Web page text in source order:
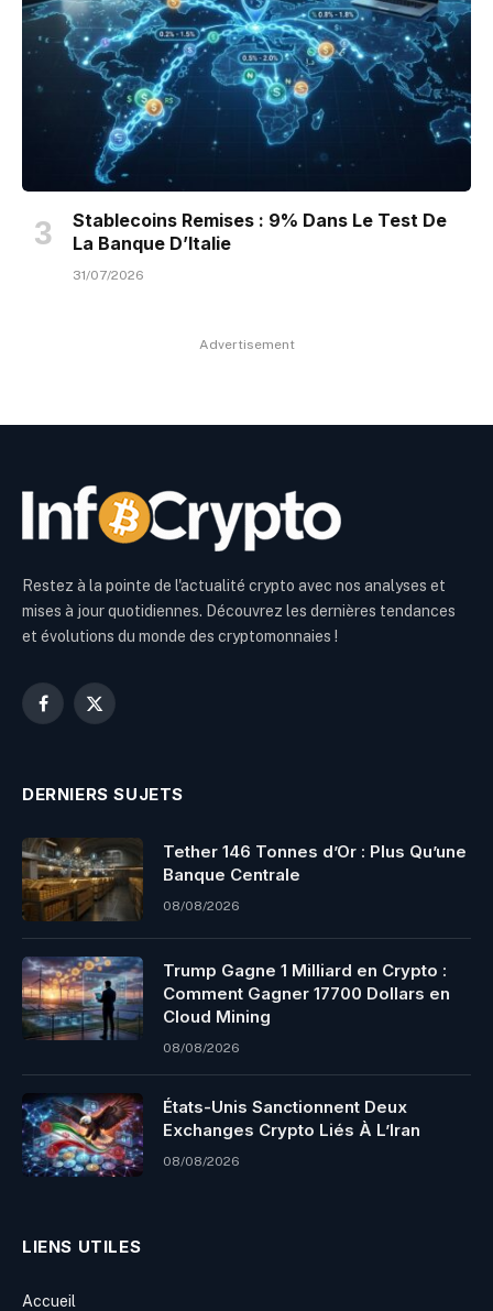
Stablecoins Remises : 9% Dans Le Test De
La Banque D’Italie
31/07/2026
Advertisement
Restez à la pointe de l'actualité crypto avec nos analyses et
mises à jour quotidiennes. Découvrez les dernières tendances
et évolutions du monde des cryptomonnaies !
Facebook
X
DERNIERS SUJETS
Tether 146 Tonnes d’Or : Plus Qu’une
Banque Centrale
08/08/2026
Trump Gagne 1 Milliard en Crypto :
Comment Gagner 17700 Dollars en
Cloud Mining
08/08/2026
États-Unis Sanctionnent Deux
Exchanges Crypto Liés À L’Iran
08/08/2026
LIENS UTILES
Accueil